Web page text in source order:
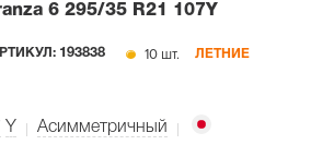
6 295/35 R21 107Y
193838 10 шт. ЛЕТНИЕ
Y Асимметричный